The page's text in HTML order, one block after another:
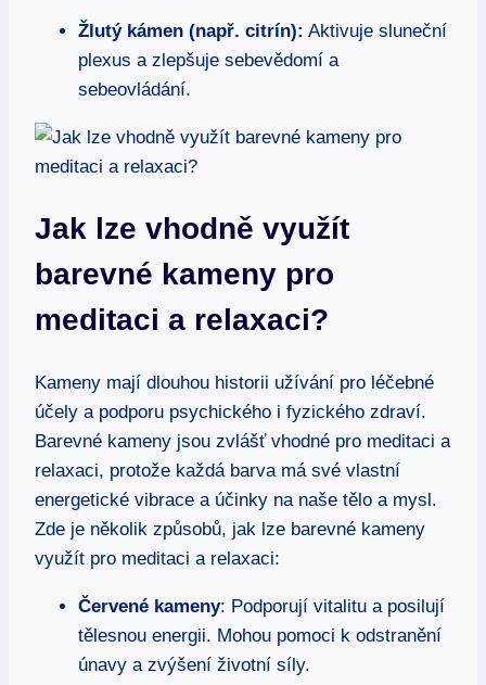
Žlutý kámen (např. citrín): Aktivuje sluneční
plexus a zlepšuje sebevědomí a
sebeovládání.
Jak lze vhodně využít
barevné kameny pro
meditaci a relaxaci?
Kameny mají dlouhou historii užívání pro léčebné
účely a podporu psychického i fyzického zdraví.
Barevné kameny jsou zvlášť vhodné pro meditaci a
relaxaci, protože každá barva má své vlastní
energetické vibrace a účinky na naše tělo a mysl.
Zde je několik způsobů, jak lze barevné kameny
využít pro meditaci a relaxaci:
Červené kameny: Podporují vitalitu a posilují
tělesnou energii. Mohou pomoci k odstranění
únavy a zvýšení životní síly.